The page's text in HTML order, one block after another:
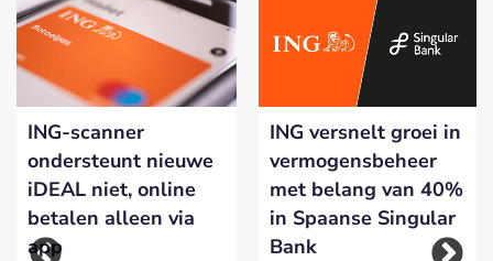
ING-scanner
ondersteunt nieuwe
iDEAL niet, online
betalen alleen via
app
ING versnelt groei in
vermogensbeheer
met belang van 40%
in Spaanse Singular
Bank